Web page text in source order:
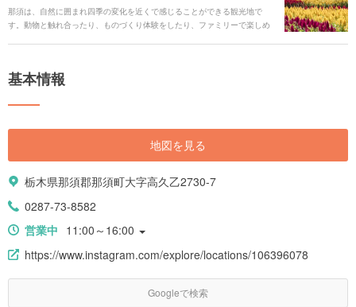
那須は、自然に囲まれ四季の変化を近くで感じることができる観光地で
す。動物と触れ合ったり、ものづくり体験をしたり、ファミリーで楽しめ
します！
基本情報
地図を見る
栃木県那須郡那須町大字高久乙2730-7
0287-73-8582
営業中 11:00～16:00
https://www.instagram.com/explore/locations/106396078
Googleで検索